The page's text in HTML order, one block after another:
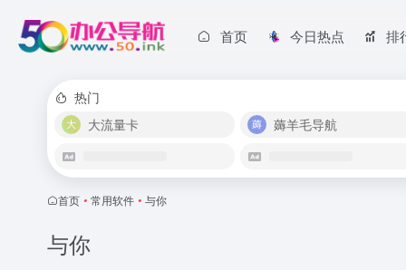
首页 今日热点 排
热门
大流量卡
薅羊毛导航
首页 • 常用软件 • 与你
与你